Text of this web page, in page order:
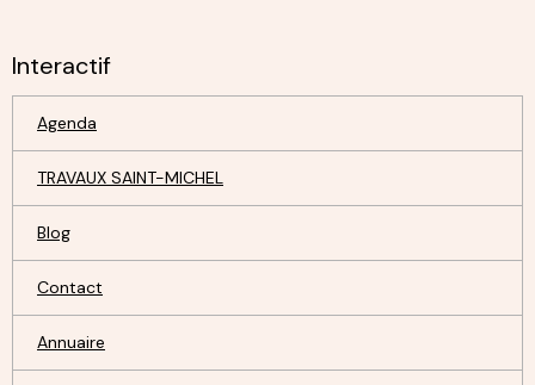
Interactif
Agenda
TRAVAUX SAINT-MICHEL
Blog
Contact
Annuaire